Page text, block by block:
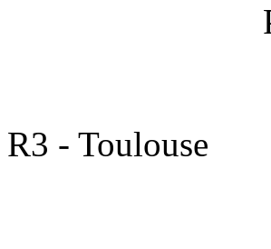
R3 - Toulouse